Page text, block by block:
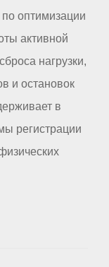
оптимизации
активной
нагрузки,
и остановок
в
регистрации